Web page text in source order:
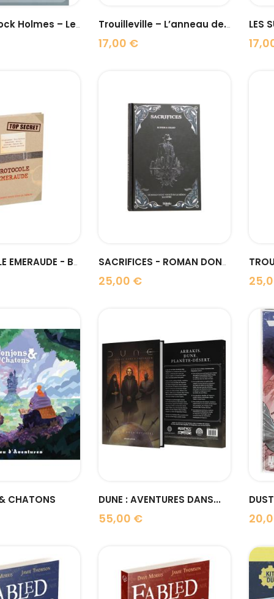
Club Sherlock Holmes – Le... Trouilleville – L’anneau de...
17,00 €
Prix
LES
Prix
visibility
PROTOCOLE EMERAUDE - BD LE...
visibility
SACRIFICES - ROMAN DONT...
25,00 €
Prix Prix
visibility
CHATONS
visibility
DUNE : AVENTURES DANS...
55,00 €
Prix Prix